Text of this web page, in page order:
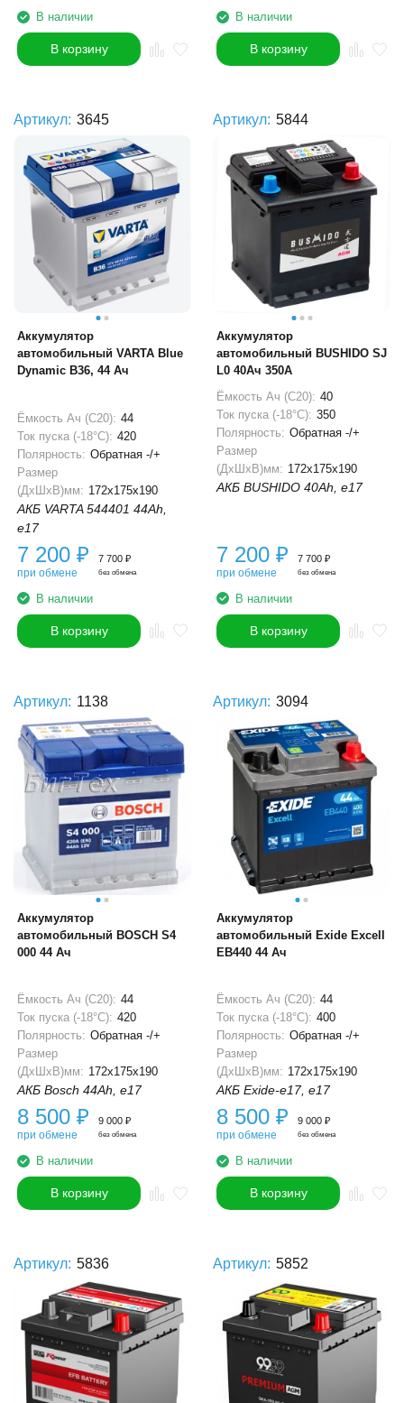
В наличии
В корзину
В наличии
В корзину
Артикул: 3645
Аккумулятор
автомобильный VARTA Blue
Dynamic B36, 44 Ач
Ёмкость Ач (С20): 44
Ток пуска (-18°С): 420
Полярность: Обратная -/+
Размер
(ДхШхВ)мм: 172x175x190
АКБ VARTA 544401 44Ah,
e17
7 200 ₽
при обмене
7 700 ₽
без обмена
В наличии
В корзину
Артикул: 5844
Аккумулятор
автомобильный BUSHIDO SJ
L0 40Ач 350A
Ёмкость Ач (С20): 40
Ток пуска (-18°С): 350
Полярность: Обратная -/+
Размер
(ДхШхВ)мм: 172x175x190
АКБ BUSHIDO 40Ah, e17
7 200 ₽
при обмене
7 700 ₽
без обмена
В наличии
В корзину
Артикул: 1138
Аккумулятор
автомобильный BOSCH S4
000 44 Ач
Ёмкость Ач (С20): 44
Ток пуска (-18°С): 420
Полярность: Обратная -/+
Размер
(ДхШхВ)мм: 172x175x190
АКБ Bosch 44Ah, e17
8 500 ₽
при обмене
9 000 ₽
без обмена
В наличии
В корзину
Артикул: 3094
Аккумулятор
автомобильный Exide Excell
EB440 44 Ач
Ёмкость Ач (С20): 44
Ток пуска (-18°С): 400
Полярность: Обратная -/+
Размер
(ДхШхВ)мм: 172x175x190
АКБ Exide-e17, e17
8 500 ₽
при обмене
9 000 ₽
без обмена
В наличии
В корзину
Артикул: 5836 Артикул: 5852